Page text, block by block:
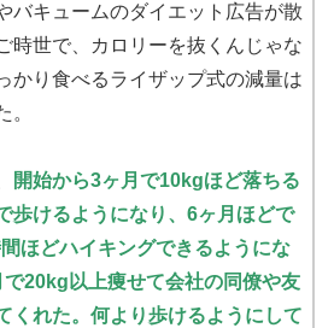
バキュームのダイエット広告が散
時世で、カロリーを抜くんじゃな
かり食べるライザップ式の減量は
。
開始から3ヶ月で10kgほど落ちる
歩けるようになり、6ヶ月ほどで
ほどハイキングできるようにな
で20kg以上痩せて会社の同僚や友
くれた。何より歩けるようにして